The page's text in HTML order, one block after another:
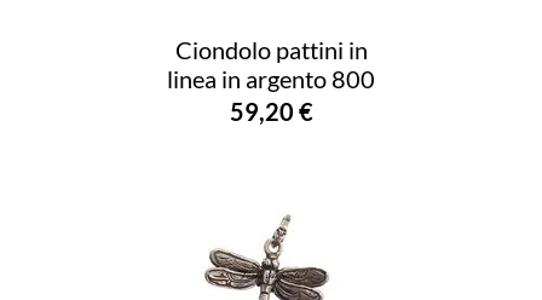
Ciondolo pattini in
linea in argento 800
59,20 €